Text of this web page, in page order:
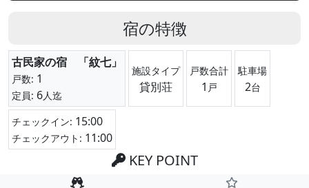
宿の特徴
古民家の宿 「紋七」
戸数: 1
定員: 6人迄
施設タイプ
貸別荘
戸数合計
1 戸
駐車場
2台
チェックイン: 15:00
チェックアウト: 11:00
KEY POINT